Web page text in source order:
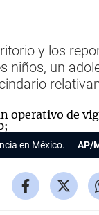
y los
un
en México. AP/